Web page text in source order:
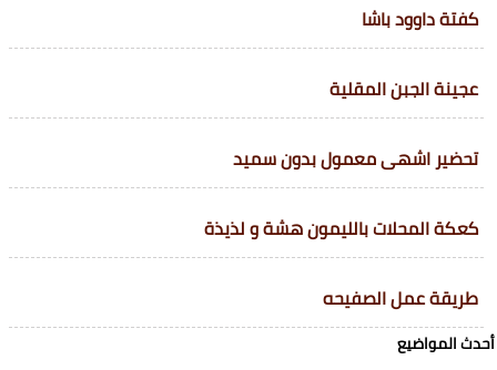
كفتة داوود باشا
عجينة الجبن المقلية
تحضير اشهى معمول بدون سميد
كعكة المحلات بالليمون هشة و لذيذة
طريقة عمل الصفيحه
أحدث المواضيع